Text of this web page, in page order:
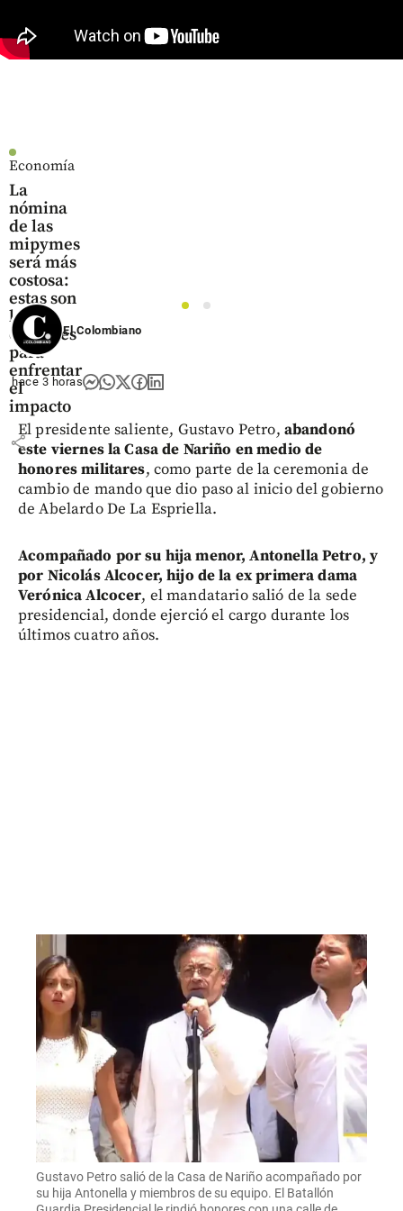
share
Economía
La
nómina
de las
mipymes
será más
costosa:
estas son
las
opciones
para
enfrentar
el
impacto
share
1
2
El Colombiano
hace 3 horas
El presidente saliente, Gustavo Petro, abandonó
este viernes la Casa de Nariño en medio de
honores militares, como parte de la ceremonia de
cambio de mando que dio paso al inicio del gobierno
de Abelardo De La Espriella.
Acompañado por su hija menor, Antonella Petro, y
por Nicolás Alcocer, hijo de la ex primera dama
Verónica Alcocer, el mandatario salió de la sede
presidencial, donde ejerció el cargo durante los
últimos cuatro años.
Gustavo Petro salió de la Casa de Nariño acompañado por
su hija Antonella y miembros de su equipo. El Batallón